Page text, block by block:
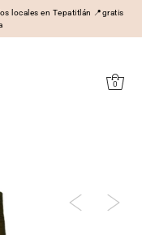
locales en Tepatitlán 📍gratis
0